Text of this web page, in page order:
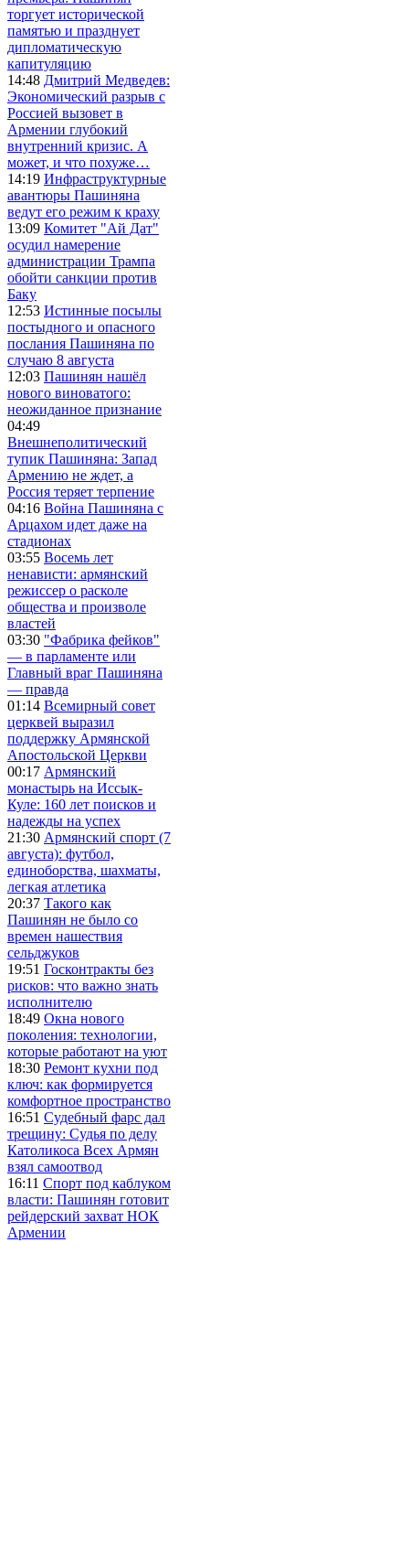
торгует исторической
памятью и празднует
дипломатическую
капитуляцию
14:48 Дмитрий Медведев:
Экономический разрыв с
Россией вызовет в
Армении глубокий
внутренний кризис. А
может, и что похуже…
14:19 Инфраструктурные
авантюры Пашиняна
ведут его режим к краху
13:09 Комитет "Ай Дат"
осудил намерение
администрации Трампа
обойти санкции против
Баку
12:53 Истинные посылы
постыдного и опасного
послания Пашиняна по
случаю 8 августа
12:03 Пашинян нашёл
нового виноватого:
неожиданное признание
04:49
Внешнеполитический
тупик Пашиняна: Запад
Армению не ждет, а
Россия теряет терпение
04:16 Война Пашиняна с
Арцахом идет даже на
стадионах
03:55 Восемь лет
ненависти: армянский
режиссер о расколе
общества и произволе
властей
03:30 "Фабрика фейков"
— в парламенте или
Главный враг Пашиняна
— правда
01:14 Всемирный совет
церквей выразил
поддержку Армянской
Апостольской Церкви
00:17 Армянский
монастырь на Иссык-
Куле: 160 лет поисков и
надежды на успех
21:30 Армянский спорт (7
августа): футбол,
единоборства, шахматы,
легкая атлетика
20:37 Такого как
Пашинян не было со
времен нашествия
сельджуков
19:51 Госконтракты без
рисков: что важно знать
исполнителю
18:49 Окна нового
поколения: технологии,
которые работают на уют
18:30 Ремонт кухни под
ключ: как формируется
комфортное пространство
16:51 Судебный фарс дал
трещину: Судья по делу
Католикоса Всех Армян
взял самоотвод
16:11 Спорт под каблуком
власти: Пашинян готовит
рейдерский захват НОК
Армении